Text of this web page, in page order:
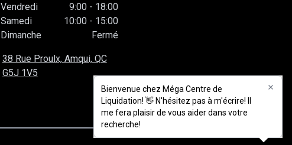
Bienvenue chez Méga Centre de
Liquidation! 👋 N'hésitez pas à m'écrire! Il
me fera plaisir de vous aider dans votre
recherche!
Vendredi
9:00 - 18:00
Samedi
10:00 - 15:00
Dimanche
Fermé
38 Rue Proulx, Amqui, QC
G5J 1V5
Bienvenue chez Méga Centre de
Liquidation! 👋 N'hésitez pas à m'écrire! Il
me fera plaisir de vous aider dans votre
recherche!